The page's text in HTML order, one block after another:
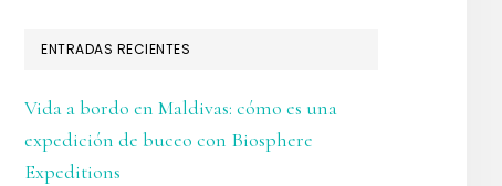
ENTRADAS RECIENTES
Vida a bordo en Maldivas: cómo es una
expedición de buceo con Biosphere
Expeditions